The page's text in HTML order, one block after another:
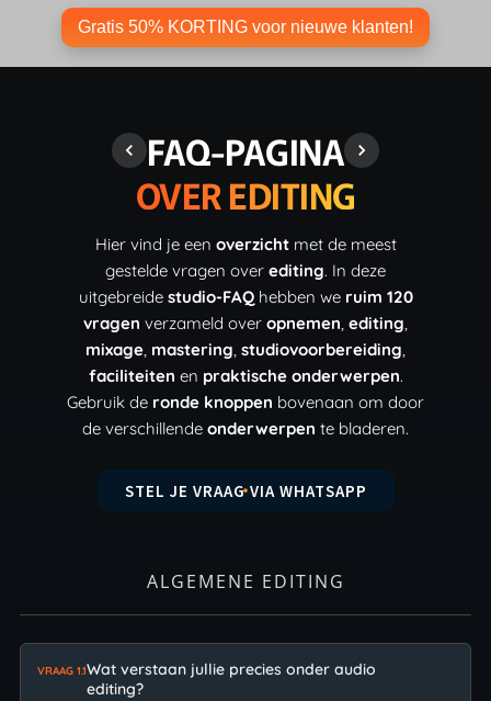
Gratis 50% KORTING voor nieuwe klanten!
FAQ-PAGINA
OVER EDITING
Hier vind je een overzichtmet de meest
gestelde vragen over editing. In deze
uitgebreide studio-FAQhebben we ruim 120
vragen verzameld over opnemen, editing,
mixage, mastering, studiovoorbereiding,
faciliteiten en praktische onderwerpen.
Gebruik de ronde knoppen bovenaan om door
de verschillende onderwerpen te bladeren.
STEL JE VRAAG VIA WHATSAPP
ALGEMENE EDITING
VRAAG 1.1Wat verstaan jullie precies onder audio
editing?